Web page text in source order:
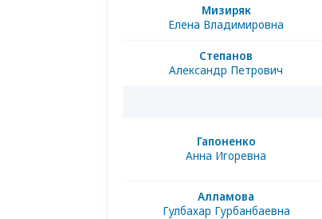
Мизиряк
Елена Владимировна
Степанов
Александр Петрович
Гапоненко
Анна Игоревна
Алламова
Гулбахар Гурбанбаевна